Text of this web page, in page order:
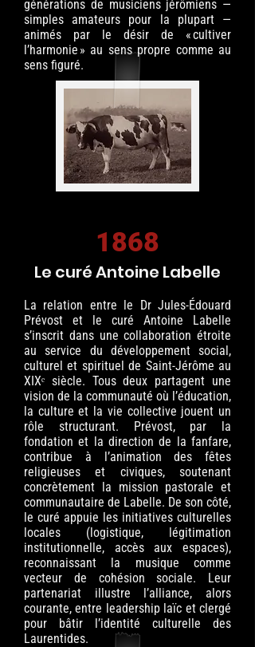
générations de musiciens jérômiens —
simples amateurs pour la plupart —
animés par le désir de « cultiver
l’harmonie » au sens propre comme au
sens figuré.
1868
Le curé Antoine Labelle
La relation entre le Dr Jules-Édouard
Prévost et le curé Antoine Labelle
s’inscrit dans une collaboration étroite
au service du développement social,
culturel et spirituel de Saint-Jérôme au
XIXᵉ siècle. Tous deux partagent une
vision de la communauté où l’éducation,
la culture et la vie collective jouent un
rôle structurant. Prévost, par la
fondation et la direction de la fanfare,
contribue à l’animation des fêtes
religieuses et civiques, soutenant
concrètement la mission pastorale et
communautaire de Labelle. De son côté,
le curé appuie les initiatives culturelles
locales (logistique, légitimation
institutionnelle, accès aux espaces),
reconnaissant la musique comme
vecteur de cohésion sociale. Leur
partenariat illustre l’alliance, alors
courante, entre leadership laïc et clergé
pour bâtir l’identité culturelle des
Laurentides.